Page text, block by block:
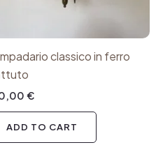
classico in ferro
€
ADD TO CART